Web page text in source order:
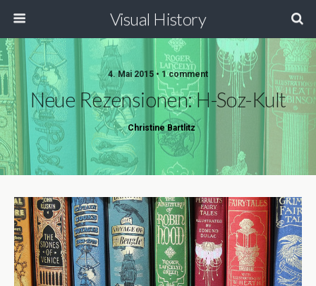
Visual History
4. Mai 2015 • 1 comment
Neue Rezensionen: H-Soz-Kult
Christine Bartlitz